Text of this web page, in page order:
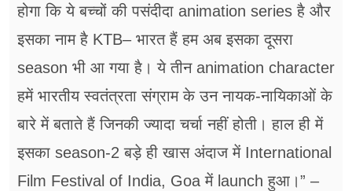
होगा कि ये बच्चों की पसंदीदा animation series है और
इसका नाम है KTB– भारत हैं हमअब इसका दूसरा
season भी आ गया है। ये तीन animation character
हमें भारतीय स्वतंत्रता संग्राम के उन नायक-नायिकाओं के
बारे में बताते हैं जिनकी ज्यादा चर्चा नहीं होती। हाल ही में
इसका season-2 बड़े ही खास अंदाज में International
Film Festival of India, Goa में launch हुआ।” –